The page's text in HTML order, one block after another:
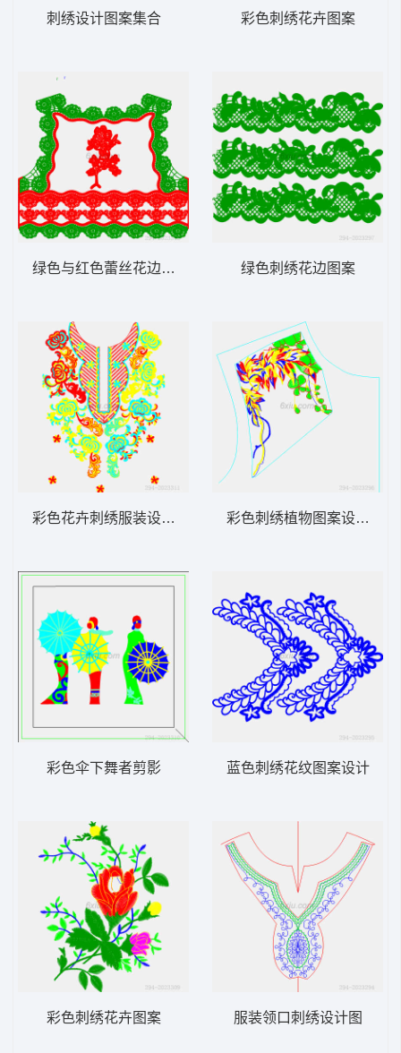
刺绣设计图案集合
绿色与红色蕾丝花边图案设计
彩色花卉刺绣服装设计图
彩色伞下舞者剪影
彩色刺绣花卉图案
彩色刺绣花卉图案
绿色刺绣花边图案
彩色刺绣植物图案设计图
蓝色刺绣花纹图案设计
服装领口刺绣设计图